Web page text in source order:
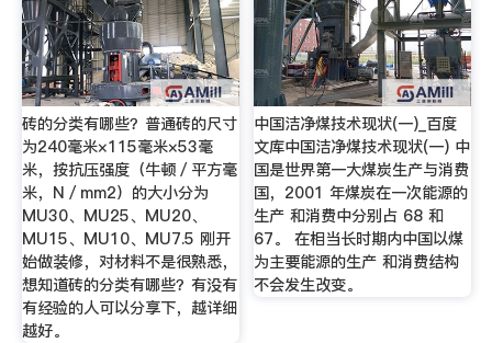
砖的分类有哪些？普通砖的尺寸
为240毫米×115毫米×53毫
米，按抗压强度（牛顿／平方毫
米，N／mm2）的大小分为
MU30、MU25、MU20、
MU15、MU10、MU7.5 刚开
始做装修，对材料不是很熟悉，
想知道砖的分类有哪些？有没有
有经验的人可以分享下，越详细
越好。
中国洁净煤技术现状(一)_百度
文库中国洁净煤技术现状(一) 中
国是世界第一大煤炭生产与消费
国，2001 年煤炭在一次能源的
生产 和消费中分别占 68 和
67。 在相当长时期内中国以煤
为主要能源的生产 和消费结构
不会发生改变。